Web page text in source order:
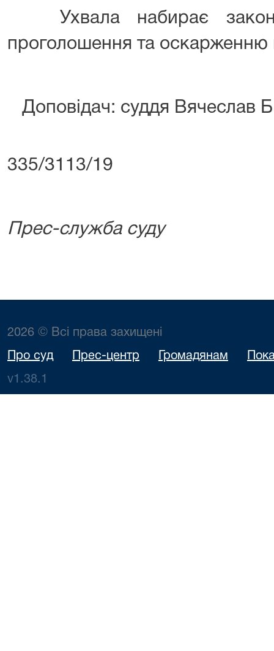
Ухвала набирає
проголошення та оскарженню
Доповідач: суддя Вячеслав
335/
Прес-служба суду
2026 © Всі права захищені
Про суд Прес-центр Громадянам
v1.38.1